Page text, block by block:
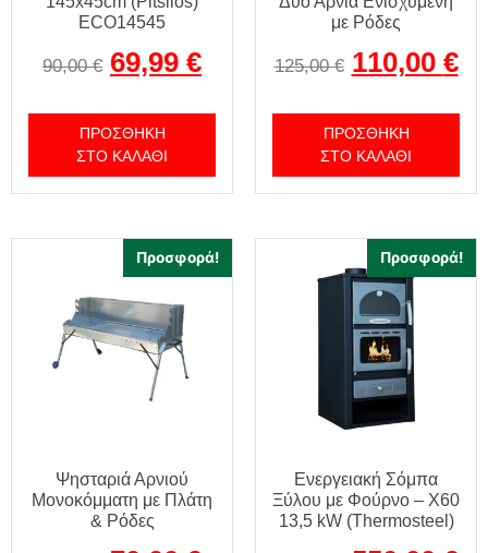
ECO14545
90,00€ 69,99 €
ΠΡΟΣΘΉΚΗ
ΣΤΟ ΚΑΛΆΘΙ
με Ρόδες
125,00€ 110,00 €
ΠΡΟΣΘΉΚΗ
ΣΤΟ ΚΑΛΆΘΙ
Προσφορά!
Ψησταριά Αρνιού
Μονοκόμματη με Πλάτη
& Ρόδες
Προσφορά!
Ενεργειακή Σόμπα
Ξύλου με Φούρνο – X60
13,5 kW (Thermosteel)